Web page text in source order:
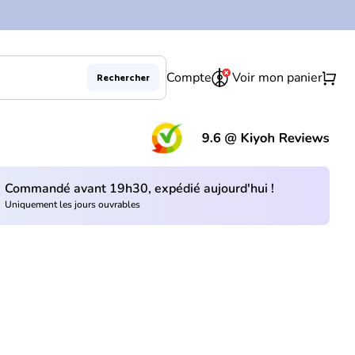
Rechercher Compte Voir mon paniershopping_cart
Commandé avant 19h30, expédié aujourd'hui !
Uniquement les jours ouvrables